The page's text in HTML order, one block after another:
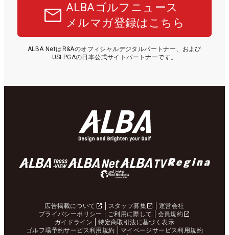
ALBAゴルフニュース
メルマガ登録はこちら
ALBA NetはR&Aのオフィシャルデジタルパートナー、および
USLPGAの日本公式サイトパートナーです。
広告掲載について スタッフ募集
運営会社
プライバシーポリシー
ご利用に際して
会員規約
ガイドライン
特定商取引法に基づく表示
ゴルフ場予約サービス利用規約
マイページサービス利用規約